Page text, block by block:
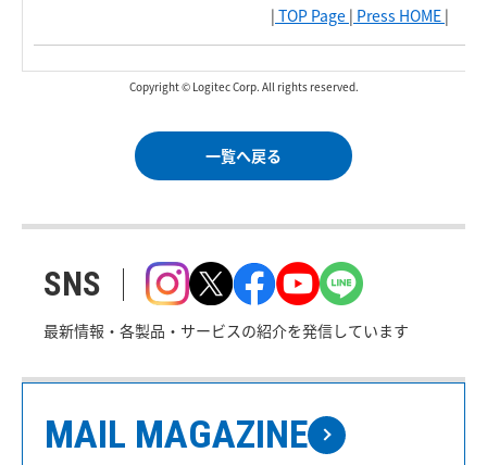
| TOP Page | Press HOME |
Copyright © Logitec Corp. All rights reserved.
一覧へ戻る
SNS
最新情報・各製品・サービスの紹介を発信しています
MAIL MAGAZINE